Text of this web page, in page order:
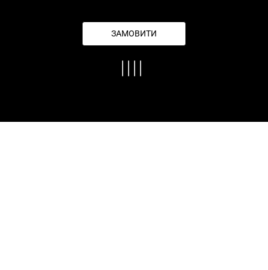
ЗАМОВИТИ